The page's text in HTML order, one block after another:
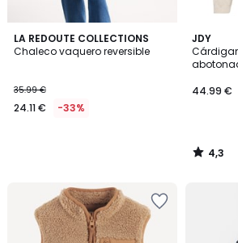
LA REDOUTE COLLECTIONS
Chaleco vaquero reversible
35.99 €
24.11 € -33%
JDY
44.99 €
4,3
/ 5
4,3
/